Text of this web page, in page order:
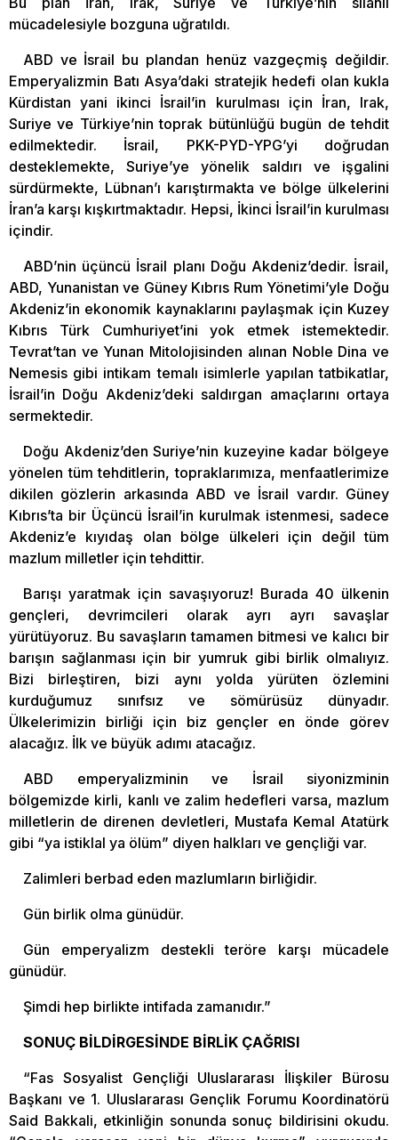
mücadelesiyle bozguna uğratıldı.
ABD ve İsrail bu plandan henüz vazgeçmiş değildir.
Emperyalizmin Batı Asya’daki stratejik hedefi olan kukla
Kürdistan yani ikinci İsrail’in kurulması için İran, Irak,
Suriye ve Türkiye’nin toprak bütünlüğü bugün de tehdit
edilmektedir. İsrail, PKK-PYD-YPG’yi doğrudan
desteklemekte, Suriye’ye yönelik saldırı ve işgalini
sürdürmekte, Lübnan’ı karıştırmakta ve bölge ülkelerini
İran’a karşı kışkırtmaktadır. Hepsi, İkinci İsrail’in kurulması
içindir.
ABD’nin üçüncü İsrail planı Doğu Akdeniz’dedir. İsrail,
ABD, Yunanistan ve Güney Kıbrıs Rum Yönetimi’yle Doğu
Akdeniz’in ekonomik kaynaklarını paylaşmak için Kuzey
Kıbrıs Türk Cumhuriyet’ini yok etmek istemektedir.
Tevrat’tan ve Yunan Mitolojisinden alınan Noble Dina ve
Nemesis gibi intikam temalı isimlerle yapılan tatbikatlar,
İsrail’in Doğu Akdeniz’deki saldırgan amaçlarını ortaya
sermektedir.
Doğu Akdeniz’den Suriye’nin kuzeyine kadar bölgeye
yönelen tüm tehditlerin, topraklarımıza, menfaatlerimize
dikilen gözlerin arkasında ABD ve İsrail vardır. Güney
Kıbrıs’ta bir Üçüncü İsrail’in kurulmak istenmesi, sadece
Akdeniz’e kıyıdaş olan bölge ülkeleri için değil tüm
mazlum milletler için tehdittir.
Barışı yaratmak için savaşıyoruz! Burada 40 ülkenin
gençleri, devrimcileri olarak ayrı ayrı savaşlar
yürütüyoruz. Bu savaşların tamamen bitmesi ve kalıcı bir
barışın sağlanması için bir yumruk gibi birlik olmalıyız.
Bizi birleştiren, bizi aynı yolda yürüten özlemini
kurduğumuz sınıfsız ve sömürüsüz dünyadır.
Ülkelerimizin birliği için biz gençler en önde görev
alacağız. İlk ve büyük adımı atacağız.
ABD emperyalizminin ve İsrail siyonizminin
bölgemizde kirli, kanlı ve zalim hedefleri varsa, mazlum
milletlerin de direnen devletleri, Mustafa Kemal Atatürk
gibi “ya istiklal ya ölüm” diyen halkları ve gençliği var.
Zalimleri berbad eden mazlumların birliğidir.
Gün birlik olma günüdür.
Gün emperyalizm destekli teröre karşı mücadele
günüdür.
Şimdi hep birlikte intifada zamanıdır.”
SONUÇ BİLDİRGESİNDE BİRLİK ÇAĞRISI
“Fas Sosyalist Gençliği Uluslararası İlişkiler Bürosu
Başkanı ve 1. Uluslararası Gençlik Forumu Koordinatörü
Said Bakkali, etkinliğin sonunda sonuç bildirisini okudu.